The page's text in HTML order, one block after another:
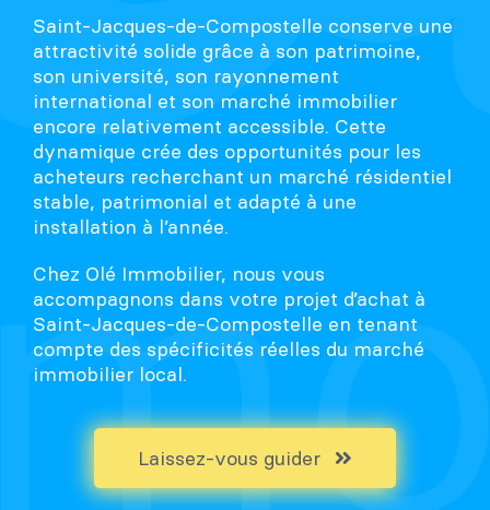
Saint-Jacques-de-Compostelle conserve une
attractivité solide grâce à son patrimoine,
son université, son rayonnement
international et son marché immobilier
encore relativement accessible. Cette
dynamique crée des opportunités pour les
acheteurs recherchant un marché résidentiel
stable, patrimonial et adapté à une
installation à l’année.
Chez Olé Immobilier, nous vous
accompagnons dans votre projet d’achat à
Saint-Jacques-de-Compostelle en tenant
compte des spécificités réelles du marché
immobilier local.
Laissez-vous guider